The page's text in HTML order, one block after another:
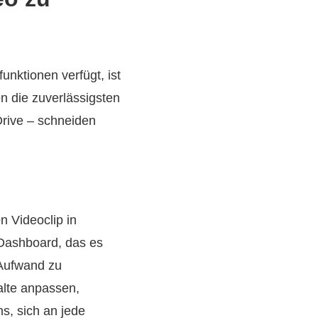
verfügt, ist
die zuverlässigsten
– schneiden
Videoclip in
das es
zu
anpassen,
sich an jede